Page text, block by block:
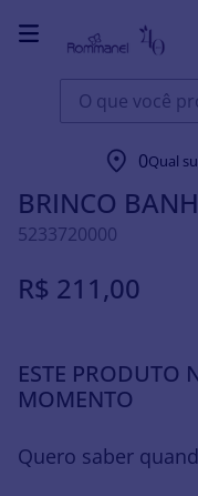
O que você
0Qual
Joias Brincos
BRINCO
5233720000
R$ 211 ,00
ESTE PRODUTO
MOMENTO
Quero saber